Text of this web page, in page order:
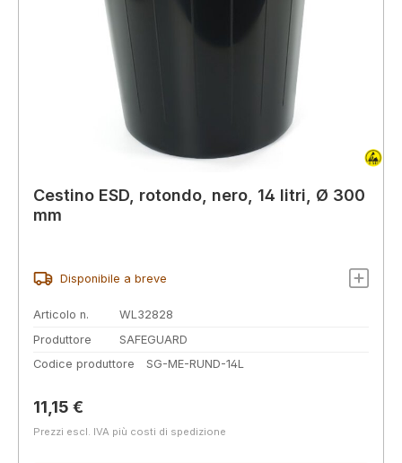
Cestino ESD, rotondo, nero, 14 litri, Ø 300
mm
Disponibile a breve
Articolo n.
WL32828
Produttore
SAFEGUARD
Codice produttore
SG-ME-RUND-14L
Prezzo normale:
11,15 €
Prezzi escl. IVA più costi di spedizione